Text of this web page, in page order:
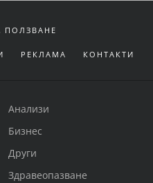
ПОЛЗВАНЕ
РЕКЛАМА КОНТАКТИ
Анализи
Бизнес
Други
Здравеопазване